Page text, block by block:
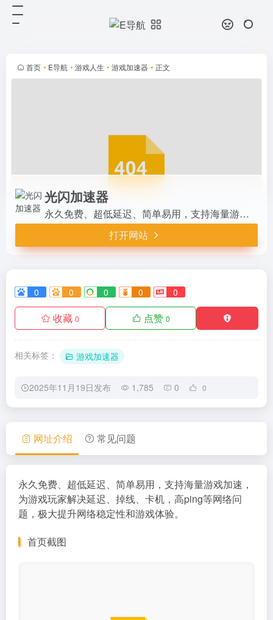
首页 • E导航 • 游戏人生 • 游戏加速器 • 正文
光闪加速器
永久免费、超低延迟、简单易用，支持海量游戏加速，为游戏玩家解决延迟、掉线、卡机，高ping等网络问题，极大提升网络稳定性和游戏体验。
打开网站
0 0 0 0 0
收藏 0 点赞 0
相关标签： 游戏加速器
2025年11月19日发布 1,785 0 0
迟、掉线、卡机，高ping等网络问
题，极大提升网络稳定性和游戏体
验。
网址介绍 常见问题
永久免费、超低延迟、简单易用，支持海量游戏加速，
为游戏玩家解决延迟、掉线、卡机，高ping等网络问
题，极大提升网络稳定性和游戏体验。
首页截图